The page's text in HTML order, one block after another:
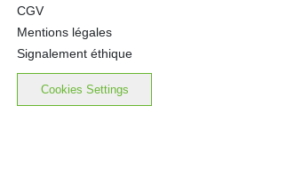
CGV
Mentions légales
Signalement éthique
Cookies Settings